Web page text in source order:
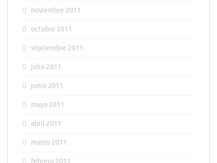
noviembre 2011
octubre 2011
septiembre 2011
julio 2011
junio 2011
mayo 2011
abril 2011
marzo 2011
febrero 2011